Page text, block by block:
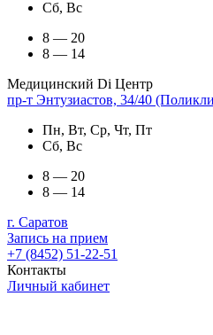
Сб, Вс
8 — 20
8 — 14
Медицинский Di Центр
пр-т Энтузиастов, 34/40
Пн, Вт, Ср, Чт, Пт
Сб, Вс
8 — 20
8 — 14
г. Саратов
Запись на прием
+7 (8452) 51-22-51
Контакты
Личный кабинет